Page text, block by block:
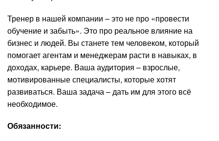
Тренер в нашей компании – это не про «провести
обучение и забыть». Это про реальное влияние на
бизнес и людей. Вы станете тем человеком, который
помогает агентам и менеджерам расти в навыках, в
доходах, карьере. Ваша аудитория – взрослые,
мотивированные специалисты, которые хотят
развиваться. Ваша задача – дать им для этого всё
необходимое.
Обязанности: